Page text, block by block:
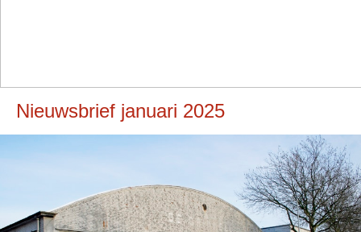
Nieuwsbrief januari 2025